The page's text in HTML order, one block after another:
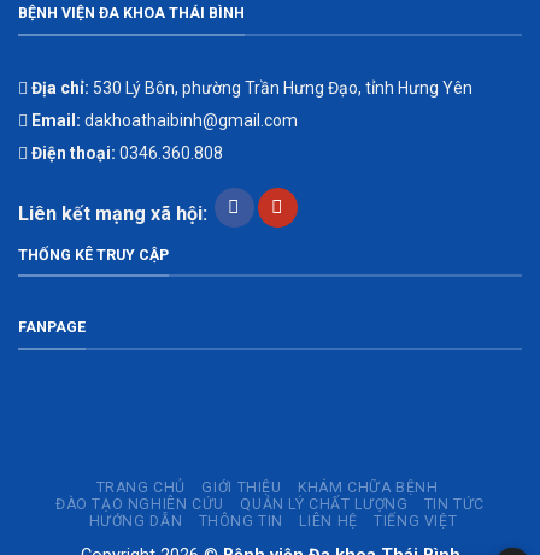
BỆNH VIỆN ĐA KHOA THÁI BÌNH
Địa chỉ: 530 Lý Bôn, phường Trần Hưng Đạo, tỉnh Hưng Yên
Email: dakhoathaibinh@gmail.com
Điện thoại: 0346.360.808
Liên kết mạng xã hội:
THỐNG KÊ TRUY CẬP
FANPAGE
TRANG CHỦ GIỚI THIỆU
KHÁM CHỮA BỆNH
ĐÀO TẠO NGHIÊN CỨU
QUẢN LÝ CHẤT LƯỢNG
TIN TỨC
HƯỚNG DẪN
THÔNG TIN LIÊN HỆ TIẾNG VIỆT